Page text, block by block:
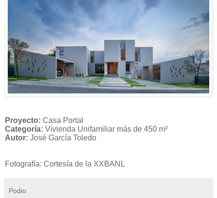
Proyecto: Casa Portal
Categoría: Vivienda Unifamiliar más de 450 m²
Autor: José García Toledo
Fotografía: Cortesía de la XXBANL
Podio